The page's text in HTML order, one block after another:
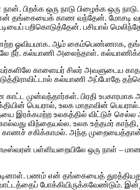
நான். பிறக்க ஒரு நாடு பிழைக்க
தங்கையைக் காண வந்தேன். மோசடி
பறிகொடுத்தேன். பசியால்
ஆம் கைம்பெண்ணாக,
நீர். கல்யாணி அலைந்தாள்.
காளையர் சிலர் அவளுடைய
கல்யாணி அப்போதே
காட்ட முன்வந்தார்கள். பிரதி
பெயரால், உலக மாதாவின்
இரக்கமற்ற உலகத்தில் விட்டுச்
விந்தையல்ல. உலக உத்தமர்
காணச் சகிக்காமல். அந்த முறையைத்தான்
பள்ளியறையிலே ஒரு நாள் –
பணம் என் தங்கையைத்
போக்கியிருக்கவேண்டும்.